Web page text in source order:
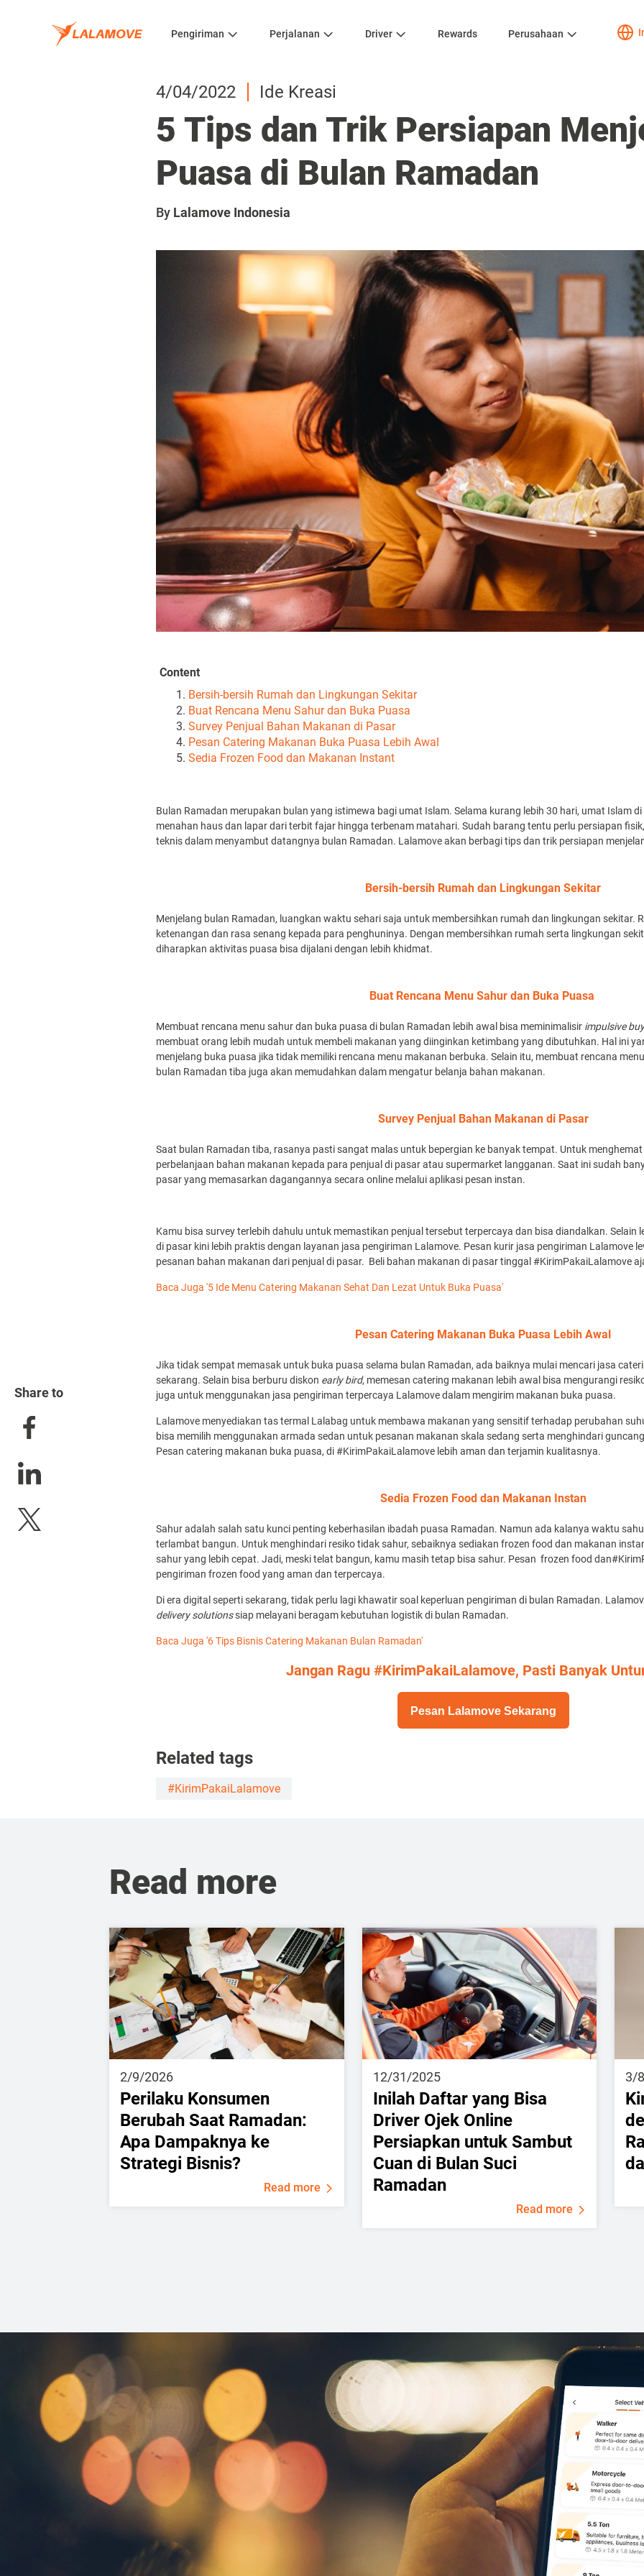
Pengiriman Perjalanan Driver Rewards Perusahaan
4/04/2022 Ide Kreasi
5 Tips dan Trik Persiapan
Puasa di Bulan Ramadan
By Lalamove Indonesia
Content
Bersih-bersih Rumah dan Lingkungan Sekitar
Buat Rencana Menu Sahur dan Buka Puasa
Survey Penjual Bahan Makanan di Pasar
Pesan Catering Makanan Buka Puasa Lebih Awal
Sedia Frozen Food dan Makanan Instant
Bulan Ramadan merupakan bulan yang istimewa bagi umat Islam. Selama kurang lebih 30 hari, umat Islam
menahan haus dan lapar dari terbit fajar hingga terbenam matahari. Sudah barang tentu perlu persiapan
teknis dalam menyambut datangnya bulan Ramadan. Lalamove akan berbagi tips dan trik persiapan
Bersih-bersih Rumah dan Lingkungan Sekitar
Menjelang bulan Ramadan, luangkan waktu sehari saja untuk membersihkan rumah dan lingkungan sekitar.
ketenangan dan rasa senang kepada para penghuninya. Dengan membersihkan rumah serta lingkungan
diharapkan aktivitas puasa bisa dijalani dengan lebih khidmat.
Buat Rencana Menu Sahur dan Buka Puasa
Membuat rencana menu sahur dan buka puasa di bulan Ramadan lebih awal bisa meminimalisir impulsive
membuat orang lebih mudah untuk membeli makanan yang diinginkan ketimbang yang dibutuhkan. Hal ini
menjelang buka puasa jika tidak memiliki rencana menu makanan berbuka. Selain itu, membuat rencana
bulan Ramadan tiba juga akan memudahkan dalam mengatur belanja bahan makanan.
Survey Penjual Bahan Makanan di Pasar
Saat bulan Ramadan tiba, rasanya pasti sangat malas untuk bepergian ke banyak tempat. Untuk
perbelanjaan bahan makanan kepada para penjual di pasar atau supermarket langganan. Saat ini sudah
pasar yang memasarkan dagangannya secara online melalui aplikasi pesan instan.
Kamu bisa survey terlebih dahulu untuk memastikan penjual tersebut terpercaya dan bisa diandalkan. Selain
di pasar kini lebih praktis dengan layanan jasa pengiriman Lalamove. Pesan kurir jasa pengiriman Lalamove
pesanan bahan makanan dari penjual di pasar. Beli bahan makanan di pasar tinggal #KirimPakaiLalamove
Baca Juga '5 Ide Menu Catering Makanan Sehat Dan Lezat Untuk Buka Puasa'
Pesan Catering Makanan Buka Puasa Lebih Awal
Jika tidak sempat memasak untuk buka puasa selama bulan Ramadan, ada baiknya mulai mencari jasa
sekarang. Selain bisa berburu diskon early bird, memesan catering makanan lebih awal bisa mengurangi
juga untuk menggunakan jasa pengiriman terpercaya Lalamove dalam mengirim makanan buka puasa.
Lalamove menyediakan tas termal Lalabag untuk membawa makanan yang sensitif terhadap perubahan
bisa memilih menggunakan armada sedan untuk pesanan makanan skala sedang serta menghindari
Pesan catering makanan buka puasa, di #KirimPakaiLalamove lebih aman dan terjamin kualitasnya.
Sedia Frozen Food dan Makanan Instan
Sahur adalah salah satu kunci penting keberhasilan ibadah puasa Ramadan. Namun ada kalanya waktu
terlambat bangun. Untuk menghindari resiko tidak sahur, sebaiknya sediakan frozen food dan makanan
sahur yang lebih cepat. Jadi, meski telat bangun, kamu masih tetap bisa sahur. Pesan frozen food
pengiriman frozen food yang aman dan terpercaya.
Di era digital seperti sekarang, tidak perlu lagi khawatir soal keperluan pengiriman di bulan Ramadan.
delivery solutionssiap melayani beragam kebutuhan logistik di bulan Ramadan.
Baca Juga '6 Tips Bisnis Catering Makanan Bulan Ramadan'
Jangan Ragu #KirimPakaiLalamove, Pasti Banyak
Pesan Lalamove Sekarang
Related tags
#KirimPakaiLalamove
Read more
2/9/2026
Perilaku Konsumen
Berubah Saat Ramadan:
Apa Dampaknya ke
Strategi Bisnis?
Read more
12/31/2025
Inilah Daftar yang Bisa
Driver Ojek Online
Persiapkan untuk Sambut
Cuan di Bulan Suci
Ramadan
Read more
3/
Share to